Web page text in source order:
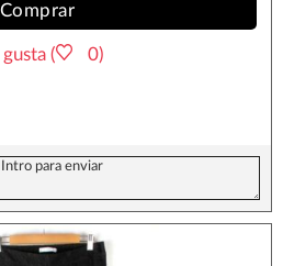
Comprar
( 0)